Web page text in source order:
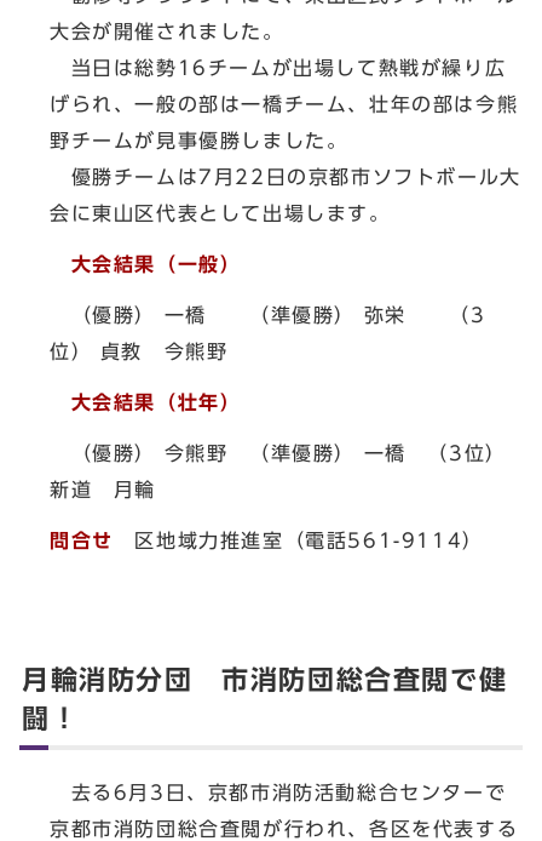
大会が開催されました。
当日は総勢16チームが出場して熱戦が繰り広
げられ、一般の部は一橋チーム、壮年の部は今熊
野チームが見事優勝しました。
優勝チームは7月22日の京都市ソフトボール大
会に東山区代表として出場します。
大会結果（一般）
（優勝） 一橋 （準優勝） 弥栄 （3
位） 貞教 今熊野
大会結果（壮年）
（優勝） 今熊野 （準優勝） 一橋 （3位）
新道 月輪
問合せ 区地域力推進室（電話561-9114）
月輪消防分団 市消防団総合査閲で健
闘！
去る6月3日、京都市消防活動総合センターで
京都市消防団総合査閲が行われ、各区を代表する